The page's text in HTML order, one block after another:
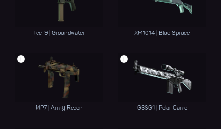
Tec-9 | Groundwater XM1014 | Blue Spruce
i
MP7 | Army Recon
i
G3SG1 | Polar Camo